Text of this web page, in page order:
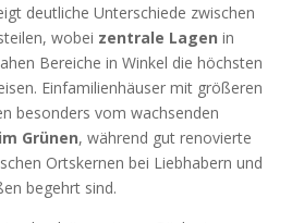
deutliche Unterschiede zwischen
wobei zentrale Lagen in
Bereiche in Winkel die höchsten
Einfamilienhäuser mit größeren
besonders vom wachsenden
Grünen, während gut renovierte
Ortskernen bei Liebhabern und
begehrt sind.